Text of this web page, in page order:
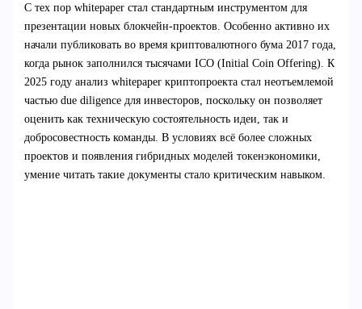
С тех пор whitepaper стал стандартным инструментом для
презентации новых блокчейн-проектов. Особенно активно их
начали публиковать во время криптовалютного бума 2017 года,
когда рынок заполнился тысячами ICO (Initial Coin Offering). К
2025 году анализ whitepaper криптопроекта стал неотъемлемой
частью due diligence для инвесторов, поскольку он позволяет
оценить как техническую состоятельность идеи, так и
добросовестность команды. В условиях всё более сложных
проектов и появления гибридных моделей токенэкономики,
умение читать такие документы стало критическим навыком.